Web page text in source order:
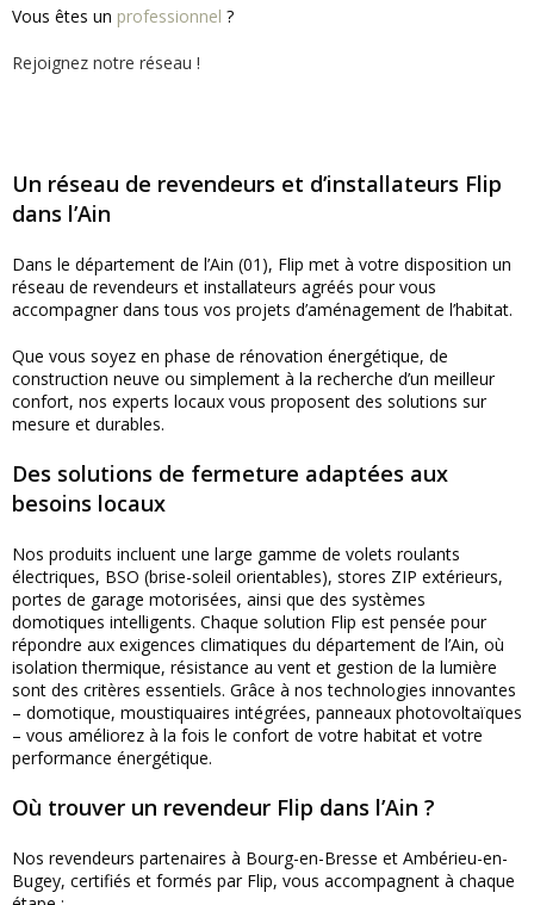
Vous êtes un professionnel ?
Rejoignez notre réseau !
Un réseau de revendeurs et d’installateurs Flip
dans l’Ain
Dans le département de l’Ain (01), Flip met à votre disposition un
réseau de revendeurs et installateurs agréés pour vous
accompagner dans tous vos projets d’aménagement de l’habitat.
Que vous soyez en phase de rénovation énergétique, de
construction neuve ou simplement à la recherche d’un meilleur
confort, nos experts locaux vous proposent des solutions sur
mesure et durables.
Des solutions de fermeture adaptées aux
besoins locaux
Nos produits incluent une large gamme de volets roulants
électriques, BSO (brise-soleil orientables), stores ZIP extérieurs,
portes de garage motorisées, ainsi que des systèmes
domotiques intelligents. Chaque solution Flip est pensée pour
répondre aux exigences climatiques du département de l’Ain, où
isolation thermique, résistance au vent et gestion de la lumière
sont des critères essentiels. Grâce à nos technologies innovantes
– domotique, moustiquaires intégrées, panneaux photovoltaïques
– vous améliorez à la fois le confort de votre habitat et votre
performance énergétique.
Où trouver un revendeur Flip dans l’Ain ?
Nos revendeurs partenaires à Bourg-en-Bresse et Ambérieu-en-
Bugey, certifiés et formés par Flip, vous accompagnent à chaque